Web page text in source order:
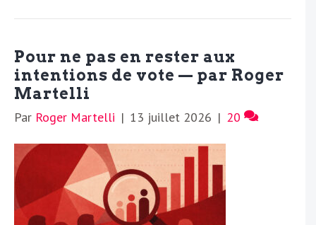
Pour ne pas en rester aux
intentions de vote — par Roger
Martelli
Par Roger Martelli | 13 juillet 2026 | 20